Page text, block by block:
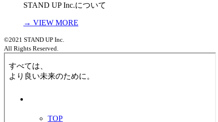
STAND UP Inc.について
→ VIEW MORE
©2021 STAND UP Inc.
All Rights Reserved.